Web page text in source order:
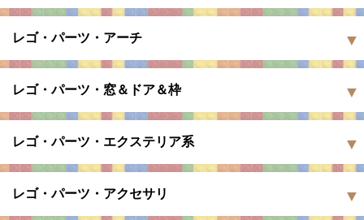
レゴ・パーツ・アーチ
レゴ・パーツ・窓＆ドア＆枠
レゴ・パーツ・エクステリア系
レゴ・パーツ・アクセサリ